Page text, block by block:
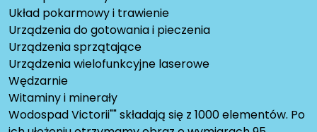
Układ pokarmowy i trawienie
Urządzenia do gotowania i pieczenia
Urządzenia sprzątające
Urządzenia wielofunkcyjne laserowe
Wędzarnie
Witaminy i minerały
Wodospad Victorii"" składają się z 1000 elementów. Po